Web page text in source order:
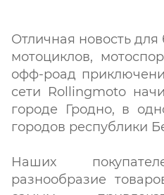
Отличная новость для
мотоциклов,
офф-роад
сети Rollingmoto
городе Гродно, в
городов республики
Наших
разнообразие